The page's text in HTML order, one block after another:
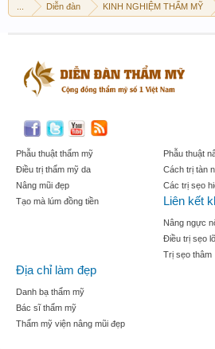
Diễn đàn KINH NGHIỆM THẨM MỸ
Phẫu thuật thẩm mỹ
Điều trị thẩm mỹ da
Nâng mũi đẹp
Tạo mà lúm đồng tiền
Phẫu thuật
Cách trị tàn
Các trị sẹo
Liên kết
Nâng ngực
Điều trị sẹo
Trị sẹo thâm
Địa chỉ làm đẹp
Danh bạ thẩm mỹ
Bác sĩ thẩm mỹ
Thẩm mỹ viện nâng mũi đẹp